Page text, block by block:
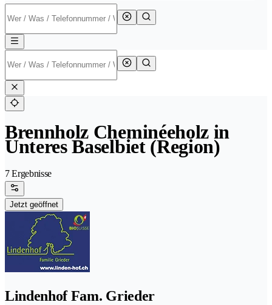
Brennholz Cheminéeholz in
Unteres Baselbiet (Region)
7 Ergebnisse
Jetzt geöffnet
Lindenhof Fam. Grieder